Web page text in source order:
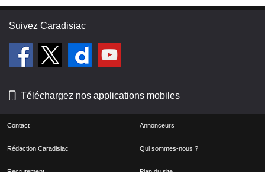
Suivez Caradisiac
Téléchargez nos applications mobiles
Contact Annonceurs
Rédaction Caradisiac Qui sommes-nous ?